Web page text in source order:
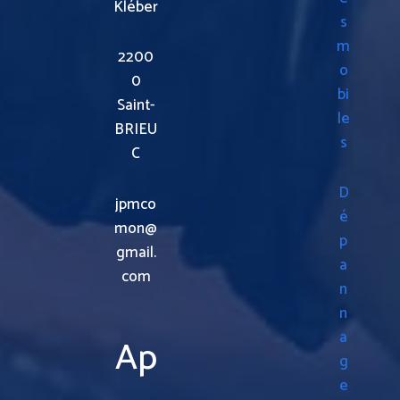
Kléber
2200
0
Saint-
BRIEU
C
jpmco
mon@
gmail.
com
Ap
s
m
o
bi
le
s
D
é
p
a
n
n
a
g
e